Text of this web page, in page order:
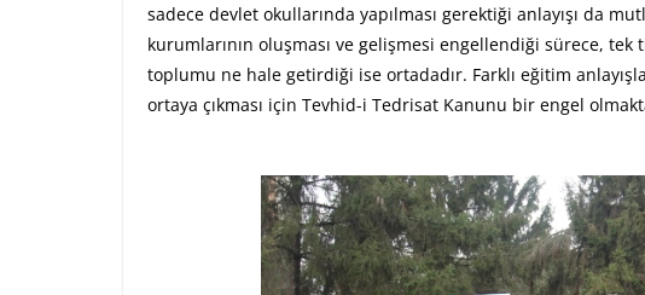
sadece devlet okullarında yapılması gerektiği anlayışı da
kurumlarının oluşması ve gelişmesi engellendiği sürece,
toplumu ne hale getirdiği ise ortadadır. Farklı eğitim
ortaya çıkması için Tevhid-i Tedrisat Kanunu bir engel